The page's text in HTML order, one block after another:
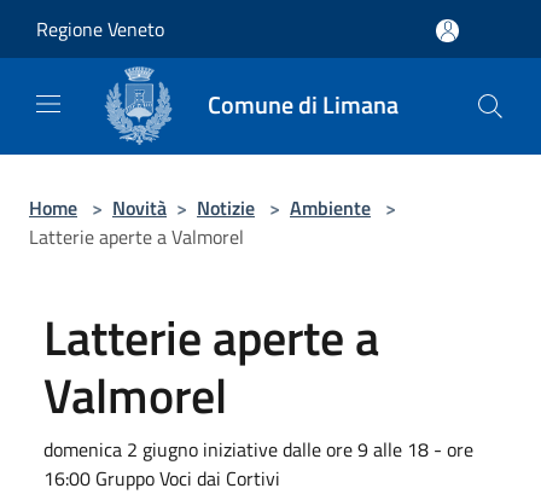
Regione Veneto
Comune di Limana
Home > Novità > Notizie > Ambiente >
Latterie aperte a Valmorel
Latterie aperte a
Valmorel
domenica 2 giugno iniziative dalle ore 9 alle 18 - ore
16:00 Gruppo Voci dai Cortivi